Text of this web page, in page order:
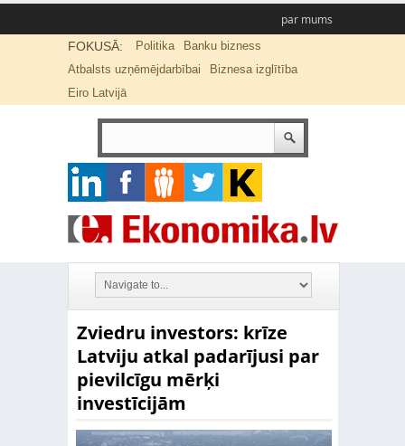
par mums
FOKUSĀ: Politika
Banku bizness
Atbalsts uzņēmējdarbībai
Biznesa izglītība
Eiro Latvijā
Zviedru investors: krīze
Latviju atkal padarījusi par
pievilcīgu mērķi
investīcijām